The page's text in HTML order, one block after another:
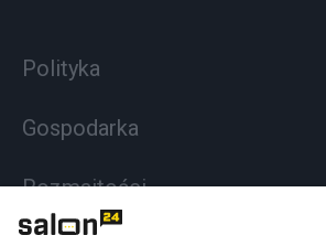
Polityka
Gospodarka
Rozmaitości